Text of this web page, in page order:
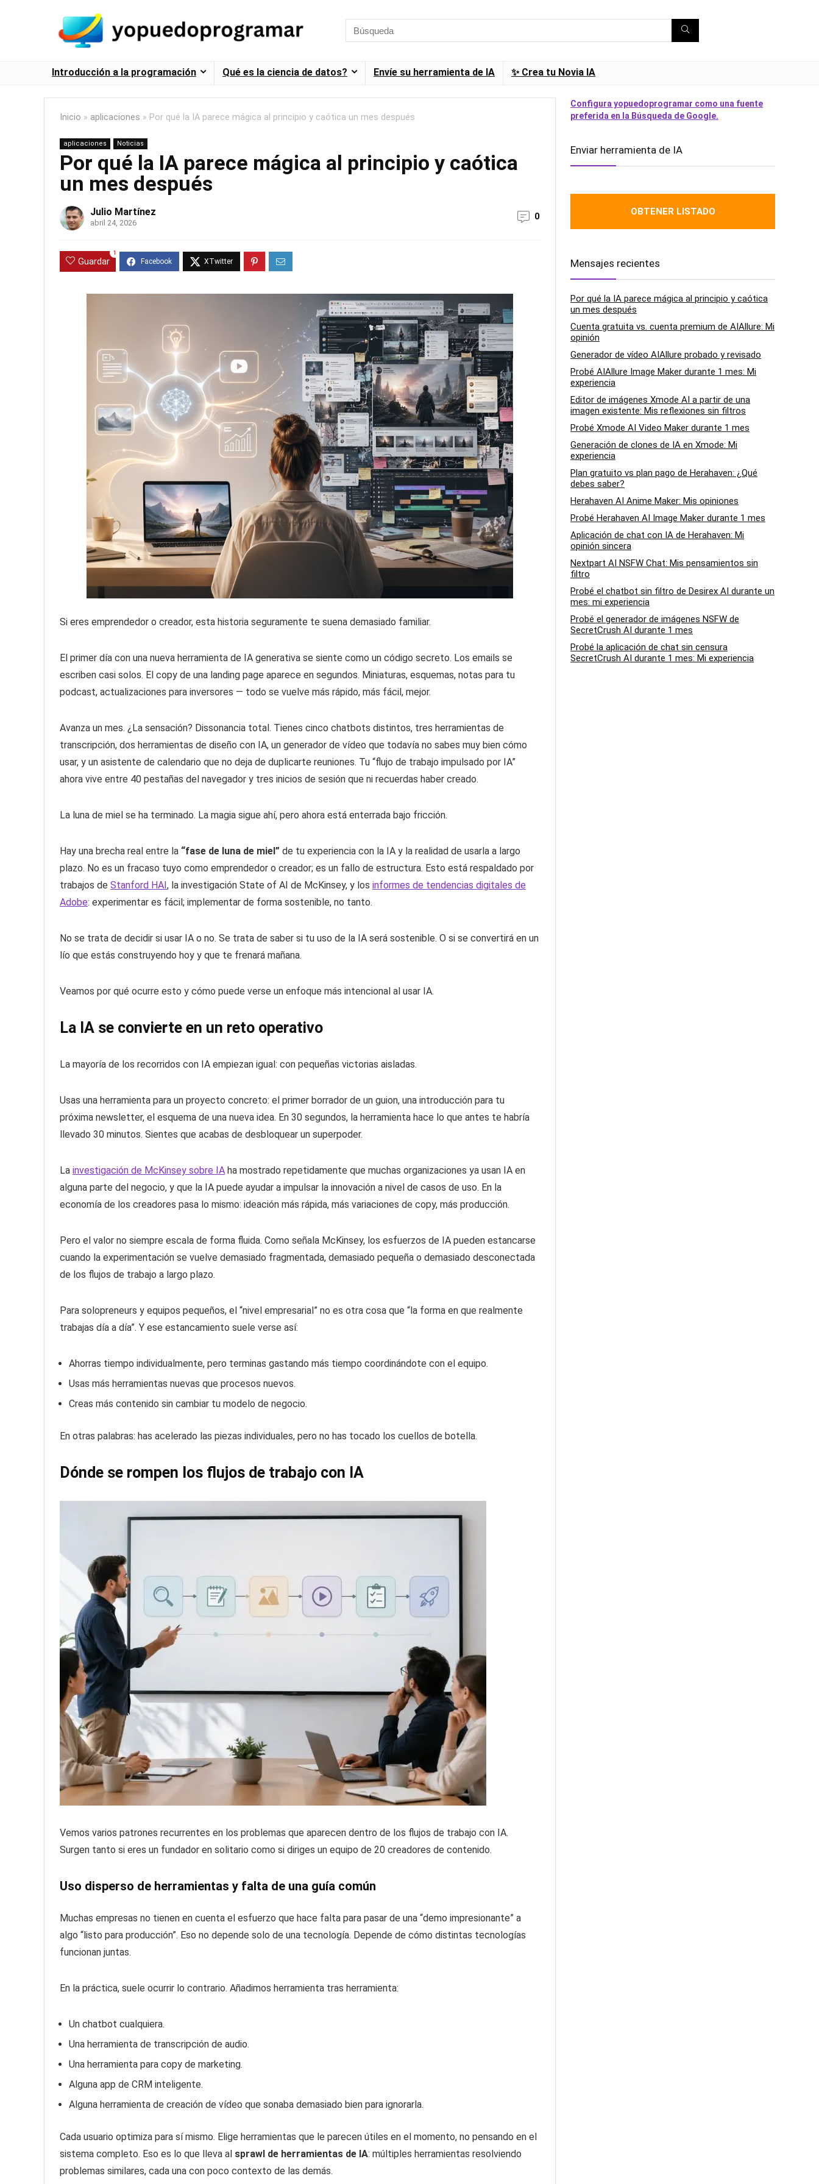
Introducción a la programación Qué es la ciencia de datos? Envíe su herramienta de IA ✨ Crea tu Novia IA
Inicio » aplicaciones » Por qué la IA parece mágica al principio y caótica un mes después
aplicaciones Noticias
Por qué la IA parece mágica al principio y caótica
un mes después
Julio Martínez
abril 24, 2026
0
Guardar
1
Si eres emprendedor o creador, esta historia seguramente te suena demasiado familiar.
El primer día con una nueva herramienta de IA generativa se siente como un código secreto. Los emails se
escriben casi solos. El copy de una landing page aparece en segundos. Miniaturas, esquemas, notas para tu
podcast, actualizaciones para inversores — todo se vuelve más rápido, más fácil, mejor.
Avanza un mes. ¿La sensación? Dissonancia total. Tienes cinco chatbots distintos, tres herramientas de
transcripción, dos herramientas de diseño con IA, un generador de vídeo que todavía no sabes muy bien cómo
usar, y un asistente de calendario que no deja de duplicarte reuniones. Tu “flujo de trabajo impulsado por IA”
ahora vive entre 40 pestañas del navegador y tres inicios de sesión que ni recuerdas haber creado.
La luna de miel se ha terminado. La magia sigue ahí, pero ahora está enterrada bajo fricción.
Hay una brecha real entre la “fase de luna de miel” de tu experiencia con la IA y la realidad de usarla a largo
plazo. No es un fracaso tuyo como emprendedor o creador; es un fallo de estructura. Esto está respaldado por
trabajos de Stanford HAI , la investigación State of AI de McKinsey, y los informes de tendencias digitales de
Adobe: experimentar es fácil; implementar de forma sostenible, no tanto.
No se trata de decidir si usar IA o no. Se trata de saber si tu uso de la IA será sostenible. O si se convertirá en un
lío que estás construyendo hoy y que te frenará mañana.
Veamos por qué ocurre esto y cómo puede verse un enfoque más intencional al usar IA.
La IA se convierte en un reto operativo
La mayoría de los recorridos con IA empiezan igual: con pequeñas victorias aisladas.
Usas una herramienta para un proyecto concreto: el primer borrador de un guion, una introducción para tu
próxima newsletter, el esquema de una nueva idea. En 30 segundos, la herramienta hace lo que antes te habría
llevado 30 minutos. Sientes que acabas de desbloquear un superpoder.
La investigación de McKinsey sobre IA ha mostrado repetidamente que muchas organizaciones ya usan IA en
alguna parte del negocio, y que la IA puede ayudar a impulsar la innovación a nivel de casos de uso. En la
economía de los creadores pasa lo mismo: ideación más rápida, más variaciones de copy, más producción.
Pero el valor no siempre escala de forma fluida. Como señala McKinsey, los esfuerzos de IA pueden estancarse
cuando la experimentación se vuelve demasiado fragmentada, demasiado pequeña o demasiado desconectada
de los flujos de trabajo a largo plazo.
Para solopreneurs y equipos pequeños, el “nivel empresarial” no es otra cosa que “la forma en que realmente
trabajas día a día”. Y ese estancamiento suele verse así:
Ahorras tiempo individualmente, pero terminas gastando más tiempo coordinándote con el equipo.
Usas más herramientas nuevas que procesos nuevos.
Creas más contenido sin cambiar tu modelo de negocio.
En otras palabras: has acelerado las piezas individuales, pero no has tocado los cuellos de botella.
Dónde se rompen los flujos de trabajo con IA
Vemos varios patrones recurrentes en los problemas que aparecen dentro de los flujos de trabajo con IA.
Surgen tanto si eres un fundador en solitario como si diriges un equipo de 20 creadores de contenido.
Uso disperso de herramientas y falta de una guía común
Muchas empresas no tienen en cuenta el esfuerzo que hace falta para pasar de una “demo impresionante” a
algo “listo para producción”. Eso no depende solo de una tecnología. Depende de cómo distintas tecnologías
funcionan juntas.
En la práctica, suele ocurrir lo contrario. Añadimos herramienta tras herramienta:
Un chatbot cualquiera.
Una herramienta de transcripción de audio.
Una herramienta para copy de marketing.
Alguna app de CRM inteligente.
Alguna herramienta de creación de vídeo que sonaba demasiado bien para ignorarla.
Cada usuario optimiza para sí mismo. Elige herramientas que le parecen útiles en el momento, no pensando en el
sistema completo. Eso es lo que lleva al sprawl de herramientas de IA: múltiples herramientas resolviendo
problemas similares, cada una con poco contexto de las demás.
Configura yopuedoprogramar como una fuente
preferida en la Búsqueda de Google.
Enviar herramienta de IA
OBTENER LISTADO
Mensajes recientes
Por qué la IA parece mágica al principio y caótica
un mes después
Cuenta gratuita vs. cuenta premium de AIAllure: Mi
opinión
Generador de vídeo AIAllure probado y revisado
Probé AIAllure Image Maker durante 1 mes: Mi
experiencia
Editor de imágenes Xmode AI a partir de una
imagen existente: Mis reflexiones sin filtros
Probé Xmode AI Video Maker durante 1 mes
Generación de clones de IA en Xmode: Mi
experiencia
Plan gratuito vs plan pago de Herahaven: ¿Qué
debes saber?
Herahaven AI Anime Maker: Mis opiniones
Probé Herahaven AI Image Maker durante 1 mes
Aplicación de chat con IA de Herahaven: Mi
opinión sincera
Nextpart AI NSFW Chat: Mis pensamientos sin
filtro
Probé el chatbot sin filtro de Desirex AI durante un
mes: mi experiencia
Probé el generador de imágenes NSFW de
SecretCrush AI durante 1 mes
Probé la aplicación de chat sin censura
SecretCrush AI durante 1 mes: Mi experiencia